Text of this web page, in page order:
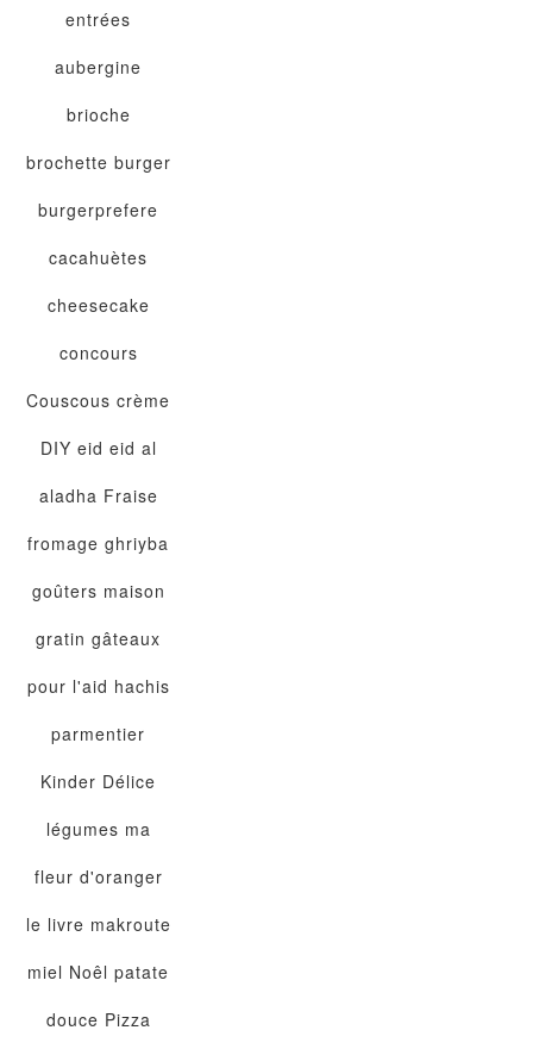
entrées
aubergine
brioche
brochette burger
burgerprefere
cacahuètes
cheesecake
concours
Couscous crème
DIY eid eid al
aladha Fraise
fromage ghriyba
goûters maison
gratin gâteaux
pour l'aid hachis
parmentier
Kinder Délice
légumes ma
fleur d'oranger
le livre makroute
miel Noêl patate
douce Pizza